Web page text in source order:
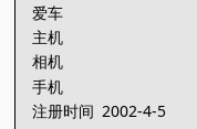
爱车
主机
相机
手机
注册时间 2002-4-5